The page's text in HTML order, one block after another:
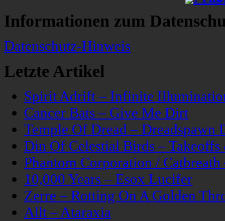
Informationen zum
Datenschutz-Hinweis
Letzte Artikel
Spirit Adrift – Infinite
Cancer Bats – Give Me Dirt
Temple Of Dread – Dreadspawn
Din Of Celestial Birds –
Phantom Corporation /
10,000 Years – Esox Lucifer
Zerre – Rotting On A Golden
Allt – Ataraxia